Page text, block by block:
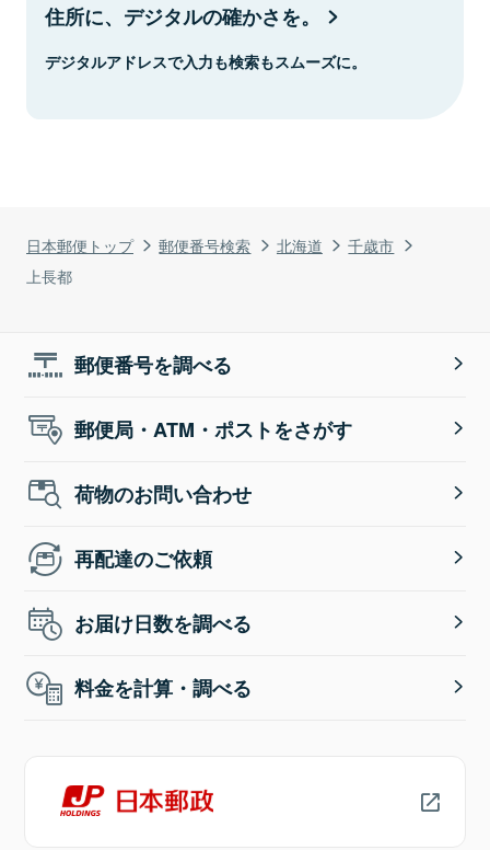
日本郵便トップ 郵便番号検索 北海道
千歳市
上長都
住所に、デジタルの確かさを。
デジタルアドレスで入力も検索もスムーズに。
郵便番号を調べる
郵便局・ATM・ポストをさがす
荷物のお問い合わせ
再配達のご依頼
お届け日数を調べる
料金を計算・調べる